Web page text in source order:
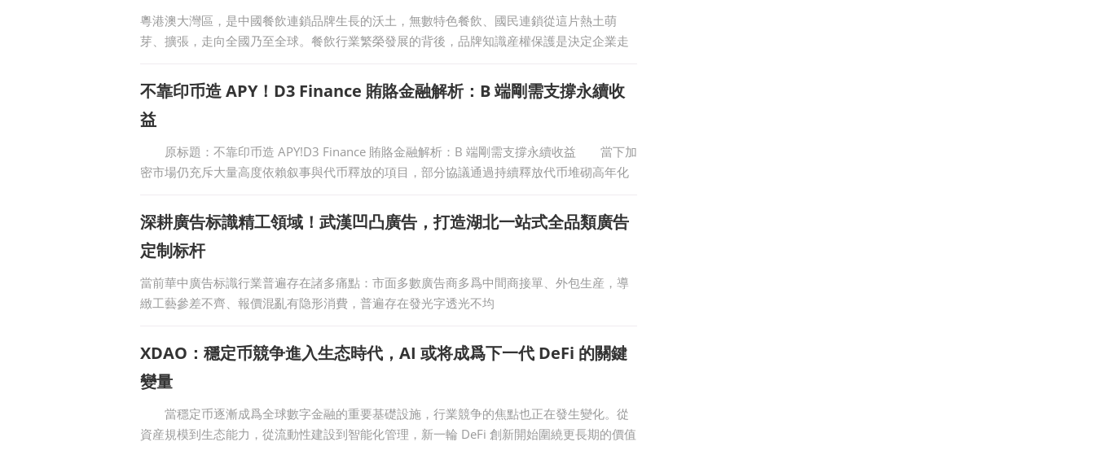
粵港澳大灣區，是中國餐飲連鎖品牌生長的沃土，無數特色餐飲、國民連鎖從這片熱土萌
芽、擴張，走向全國乃至全球。餐飲行業繁榮發展的背後，品牌知識産權保護是決定企業走
不靠印币造 APY！D3 Finance 賄賂金融解析：B 端剛需支撐永續收
益
原标題：不靠印币造 APY!D3 Finance 賄賂金融解析：B 端剛需支撐永續收益 當下加
密市場仍充斥大量高度依賴叙事與代币釋放的項目，部分協議通過持續釋放代币堆砌高年化
深耕廣告标識精工領域！武漢凹凸廣告，打造湖北一站式全品類廣告
定制标杆
當前華中廣告标識行業普遍存在諸多痛點：市面多數廣告商多爲中間商接單、外包生産，導
緻工藝參差不齊、報價混亂有隐形消費，普遍存在發光字透光不均
XDAO：穩定币競争進入生态時代，AI 或将成爲下一代 DeFi 的關鍵
變量
當穩定币逐漸成爲全球數字金融的重要基礎設施，行業競争的焦點也正在發生變化。從
資産規模到生态能力，從流動性建設到智能化管理，新一輪 DeFi 創新開始圍繞更長期的價值